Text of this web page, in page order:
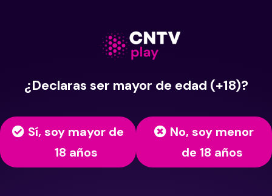
¿Declaras ser mayor de edad (+18)?
Sí, soy mayor de
18 años
No, soy menor
de 18 años